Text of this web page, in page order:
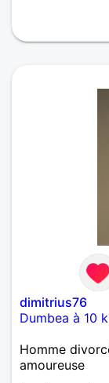
dimitrius76
Dumbea à 10
Homme
amoureuse